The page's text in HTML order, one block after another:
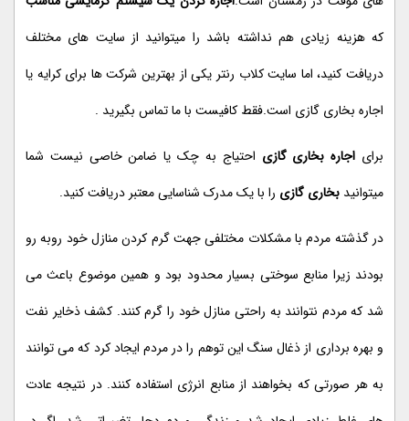
که هزینه زیادی هم نداشته باشد را میتوانید از سایت های مختلف
دریافت کنید، اما سایت کلاب رنتر یکی از بهترین شرکت ها برای کرایه یا
اجاره بخاری گازی است.فقط کافیست با ما تماس بگیرید .
برای اجاره بخاری گازی احتیاج به چک یا ضامن خاصی نیست شما
میتوانید بخاری گازی را با یک مدرک شناسایی معتبر دریافت کنید.
در گذشته مردم با مشکلات مختلفی جهت گرم کردن منازل خود روبه رو
بودند زیرا منابع سوختی بسیار محدود بود و همین موضوع باعث می
شد که مردم نتوانند به راحتی منازل خود را گرم کنند. کشف ذخایر نفت
و بهره برداری از ذغال سنگ این توهم را در مردم ایجاد کرد که می توانند
به هر صورتی که بخواهند از منابع انرژی استفاده کنند. در نتیجه عادت